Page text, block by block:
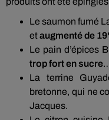
Le saumon fumé
etaugmenté de
Le pain d’épices
trop fort en sucre
La terrine
bretonne, qui ne
Jacques.